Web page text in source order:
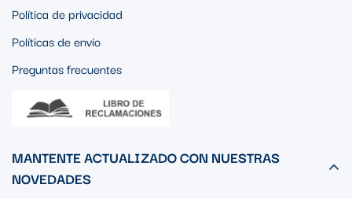
Política de privacidad
Políticas de envío
Preguntas frecuentes
MANTENTE ACTUALIZADO CON NUESTRAS
NOVEDADES